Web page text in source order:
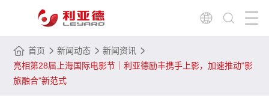
首页 新闻动态
新闻资讯
亮相第28届上海国际电影节｜利亚德励丰携手上影，加速推动"影
旅融合"新范式